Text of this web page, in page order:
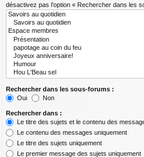
désactivez pas l’option « Rechercher dans les
Rechercher dans les sous-forums :
Oui
Non
Rechercher dans :
Le titre des sujets et le contenu des
Le contenu des messages uniquement
Le titre des sujets uniquement
Le premier message des sujets uniquement